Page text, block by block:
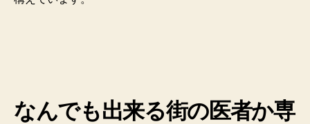
なんでも出来る街の医者か専